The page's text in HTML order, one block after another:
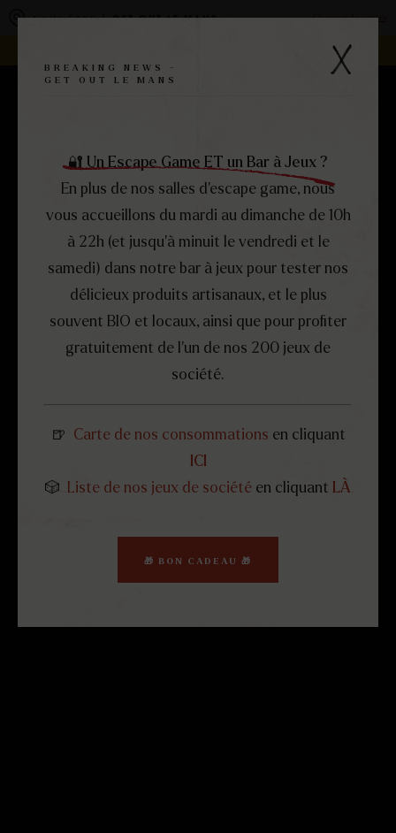
VOUS ÊTES ÀGET OUT LE MANS Changer de centre
BREAKING NEWS -
GET OUT LE MANS
🔐 Un Escape Game ET un Bar à Jeux ?
En plus de nos salles d’escape game, nous
vous accueillons du mardi au dimanche de 10h
à 22h (et jusqu’à minuit le vendredi et le
samedi) dans notre bar à jeux pour tester nos
délicieux produits artisanaux, et le plus
souvent BIO et locaux, ainsi que pour profiter
gratuitement de l’un de nos 200 jeux de
société.
🍺 Carte de nos consommations en cliquant
ICI
🎲
Liste de nos jeux de société en cliquant LÀ
🎁 BON CADEAU 🎁